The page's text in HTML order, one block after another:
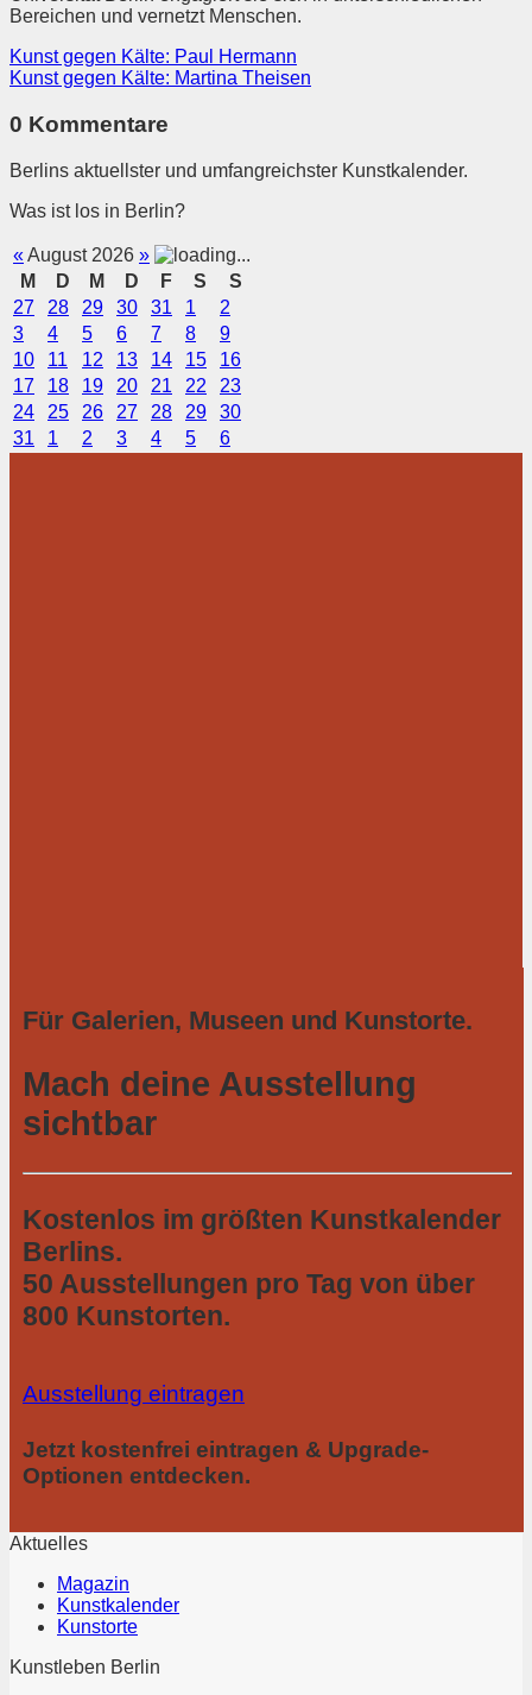
Bereichen und vernetzt Menschen.
Kunst gegen Kälte: Paul Hermann
Kunst gegen Kälte: Martina Theisen
0 Kommentare
Berlins aktuellster und umfangreichster Kunstkalender.
Was ist los in Berlin?
«August 2026 »
M
D M D F S
S
27
28 29 30 31 1
2
3
4 5 6 7 8
9
10
11 12 13 14 15
16
17
18 19 20 21 22
23
24
25 26 27 28 29
30
31
1 2 3 4 5 6
Für Galerien, Museen und Kunstorte.
Mach deine Ausstellung
sichtbar
Kostenlos im größten Kunstkalender
Berlins.
50 Ausstellungen pro Tag von über
800 Kunstorten.
Ausstellung eintragen
Jetzt kostenfrei eintragen & Upgrade-
Optionen entdecken.
Aktuelles
Magazin
Kunstkalender
Kunstorte
Kunstleben Berlin